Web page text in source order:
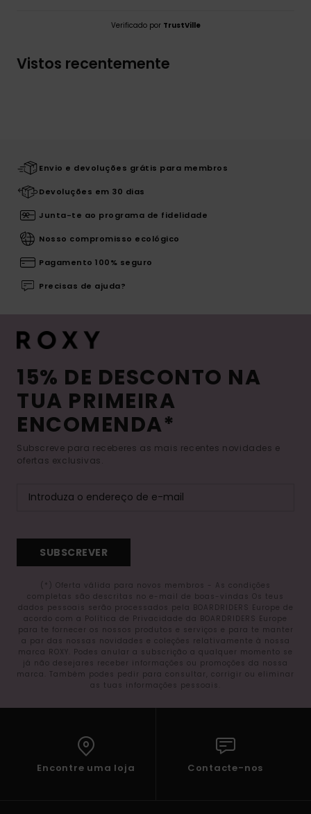
Verificado por TrustVille
Vistos recentemente
Envio e devoluções grátis para membros
Devoluções em 30 dias
Junta-te ao programa de fidelidade
Nosso compromisso ecológico
Pagamento 100% seguro
Precisas de ajuda?
15% DE DESCONTO NA
TUA PRIMEIRA
ENCOMENDA*
Subscreve para receberes as mais recentes novidades e
ofertas exclusivas.
SUBSCREVER
(*) Oferta válida para novos membros - As condições
completas são descritas no e-mail de boas-vindas Os teus
dados pessoais serão processados pela BOARDRIDERS Europe de
acordo com a Política de Privacidade da BOARDRIDERS Europe
para te fornecer os nossos produtos e serviços e para te manter
a par das nossas novidades e coleções relativamente à nossa
marca ROXY. Podes anular a subscrição a qualquer momento se
já não desejares receber informações ou promoções da nossa
marca. Também podes pedir para consultar, corrigir ou eliminar
as tuas informações pessoais.
Encontre uma loja Contacte-nos